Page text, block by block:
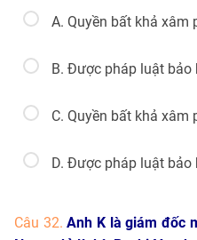
A. Quyền bất khả xâm
B. Được pháp luật bảo
C. Quyền bất khả xâm
D. Được pháp luật bảo
Câu 32.Anh K là giám đốc